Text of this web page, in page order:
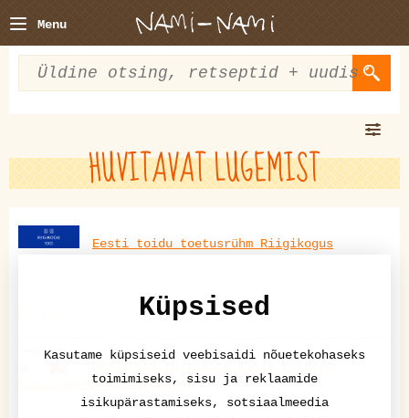
Menu
HUVITAVAT LUGEMIST
Eesti toidu toetusrühm Riigikogus
Nami-Nami perenaine Pille Petersoo
kandideerib Riigikokku!
Küpsised
Kasutame küpsiseid veebisaidi nõuetekohaseks
toimimiseks, sisu ja reklaamide
isikupärastamiseks, sotsiaalmeedia